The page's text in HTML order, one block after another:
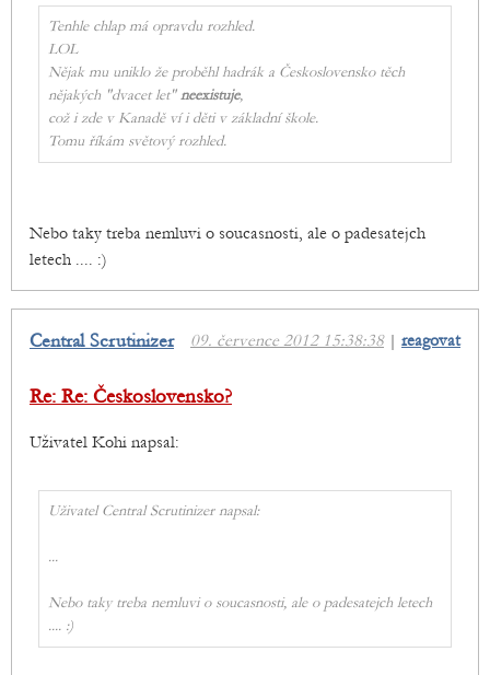
Tenhle chlap má opravdu rozhled.
LOL
Nějak mu uniklo že proběhl hadrák a Československo těch
nějakých "dvacet let"neexistuje,
což i zde v Kanadě ví i děti v základní škole.
Tomu říkám světový rozhled.
Nebo taky treba nemluvi o soucasnosti, ale o padesatejch
letech .... :)
09. července 2012 15:38:38| reagovat
Central Scrutinizer
Re: Re: Československo?
Uživatel Kohi napsal:
Uživatel Central Scrutinizer napsal:
...
Nebo taky treba nemluvi o soucasnosti, ale o padesatejch letech
.... :)